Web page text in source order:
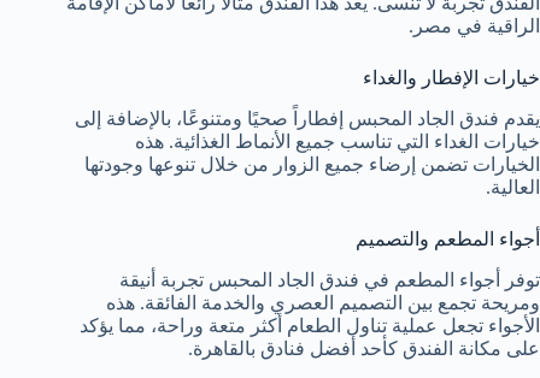
الراقية في مصر.
خيارات الإفطار والغداء
يقدم فندق الجاد المحبس إفطاراً صحيًا ومتنوعًا، بالإضافة إلى
خيارات الغداء التي تناسب جميع الأنماط الغذائية. هذه
الخيارات تضمن إرضاء جميع الزوار من خلال تنوعها وجودتها
العالية.
أجواء المطعم والتصميم
توفر أجواء المطعم في فندق الجاد المحبس تجربة أنيقة
ومريحة تجمع بين التصميم العصري والخدمة الفائقة. هذه
الأجواء تجعل عملية تناول الطعام أكثر متعة وراحة، مما يؤكد
على مكانة الفندق كأحد أفضل فنادق بالقاهرة.